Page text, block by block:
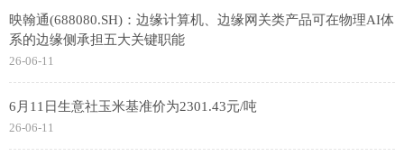
映翰通(688080.SH)：边缘计算机、边缘网关类产品可在物理AI体
系的边缘侧承担五大关键职能
26-06-11
6月11日生意社玉米基准价为2301.43元/吨
26-06-11